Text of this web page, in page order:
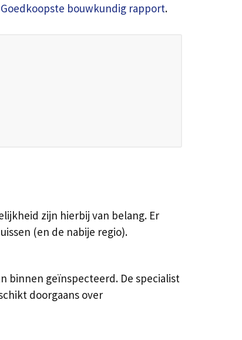
Goedkoopste bouwkundig rapport.
zijn hierbij van belang. Er
(en de nabije regio).
binnen geïnspecteerd. De specialist
doorgaans over